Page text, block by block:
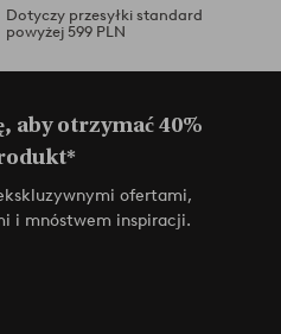
Dotyczy przesyłki standard
powyżej 599 PLN
aby otrzymać 40%
ofertami,
i mnóstwem inspiracji.